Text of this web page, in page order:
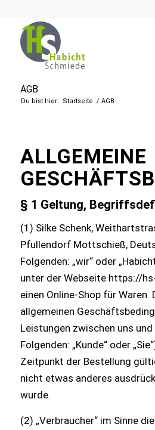
AGB
Du bist hier: Startseite / AGB
ALLGEMEINE
§ 1 Geltung,
(1) Silke Schenk,
Pfullendorf Mottschieß,
Folgenden: „wir“ oder
unter der Webseite https://
einen Online-Shop für Waren.
allgemeinen
Leistungen zwischen uns
Folgenden: „Kunde“ oder
Zeitpunkt der Bestellung
nicht etwas anderes
wurde.
(2) „Verbraucher“ im Sinne